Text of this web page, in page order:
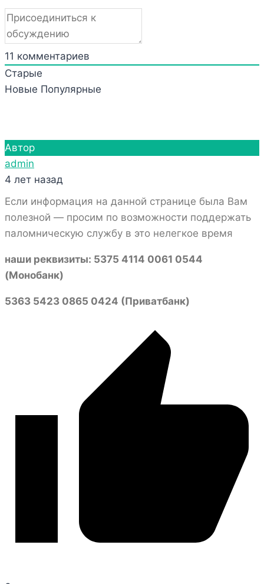
11 комментариев
Старые
Новые Популярные
Автор
admin
4 лет назад
Если информация на данной странице была Вам
полезной — просим по возможности поддержать
паломническую службу в это нелегкое время
наши реквизиты: 5375 4114 0061 0544
(Монобанк)
5363 5423 0865 0424 (Приватбанк)